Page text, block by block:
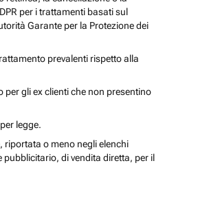
per i trattamenti basati sul
Garante per la Protezione dei
prevalenti rispetto alla
gli ex clienti che non presentino
legge.
riportata o meno negli elenchi
di vendita diretta, per il